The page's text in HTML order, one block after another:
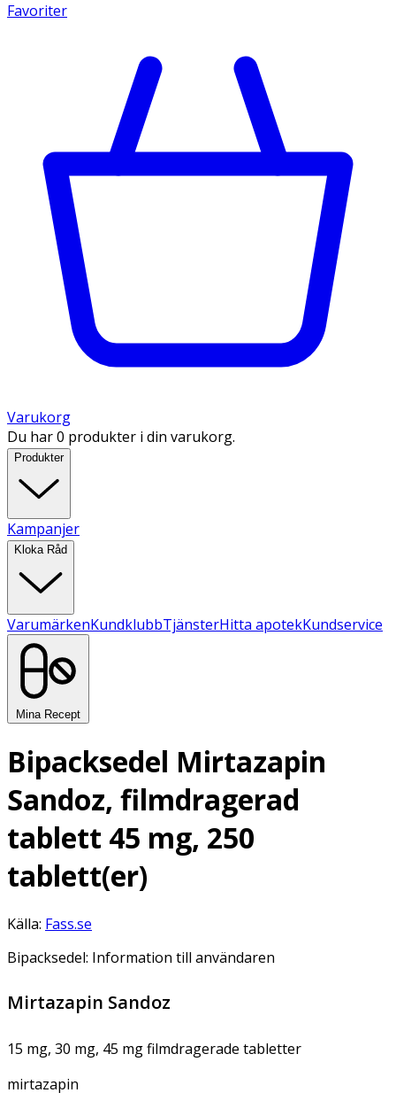
Favoriter
Varukorg
Du har 0 produkter i din varukorg.
Produkter
Kampanjer
Kloka Råd
VarumärkenKundklubbTjänsterHitta apotekKundservice
Mina Recept
Bipacksedel Mirtazapin
Sandoz, filmdragerad
tablett 45 mg, 250
tablett(er)
Källa: Fass.se
Bipacksedel: Information till användaren
Mirtazapin Sandoz
15 mg, 30 mg, 45 mg filmdragerade tabletter
mirtazapin